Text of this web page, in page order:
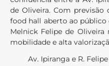
de Oliveira. Com previsão
food hall aberto ao
Melnick Felipe de Oliveira
mobilidade e alta
Av. Ipiranga e R.